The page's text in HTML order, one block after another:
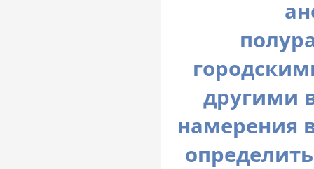
другими
намерения